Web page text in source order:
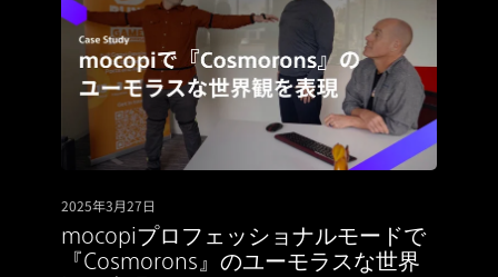
2025年3月27日
mocopiプロフェッショナルモードで
『Cosmorons』のユーモラスな世界